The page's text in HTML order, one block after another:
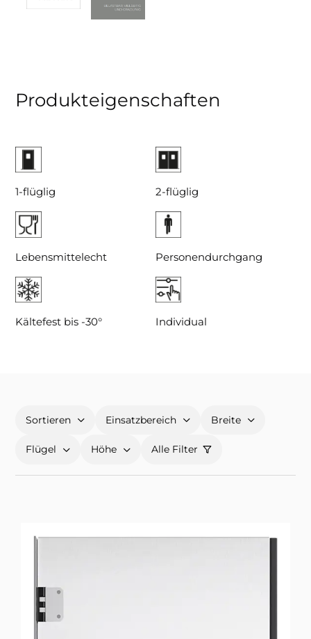
Produkteigenschaften
1-flüglig 2-flüglig
Lebensmittelecht Personendurchgang
Kältefest bis -30° Individual
Sortieren Einsatzbereich Breite
Flügel Höhe Alle Filter